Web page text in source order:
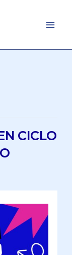
CICLO